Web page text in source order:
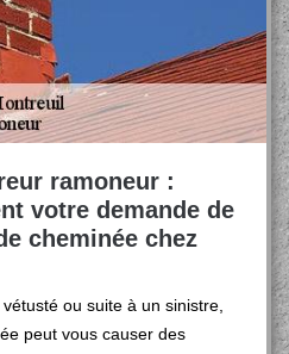
ramoneur :
votre demande de
cheminée chez
ou suite à un sinistre,
peut vous causer des